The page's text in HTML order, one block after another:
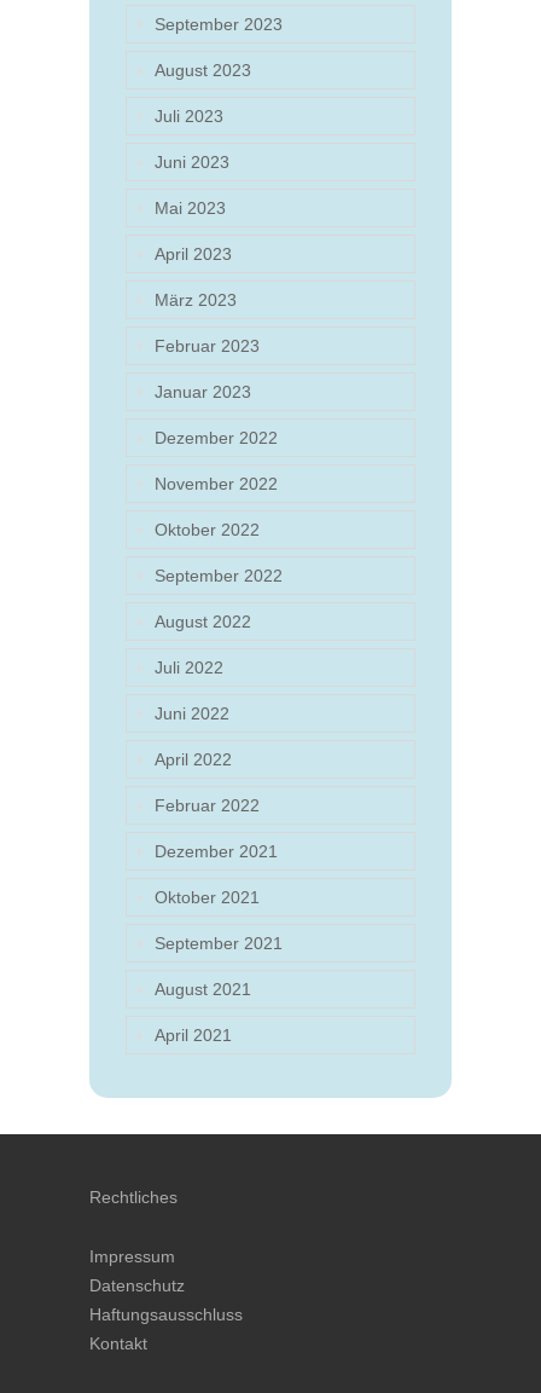
September 2023
August 2023
Juli 2023
Juni 2023
Mai 2023
April 2023
März 2023
Februar 2023
Januar 2023
Dezember 2022
November 2022
Oktober 2022
September 2022
August 2022
Juli 2022
Juni 2022
April 2022
Februar 2022
Dezember 2021
Oktober 2021
September 2021
August 2021
April 2021
Rechtliches
Impressum
Datenschutz
Haftungsausschluss
Kontakt